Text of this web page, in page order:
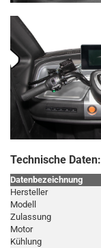
Technische Daten:
Datenbezeichnung
Hersteller
Modell
Zulassung
Motor
Kühlung